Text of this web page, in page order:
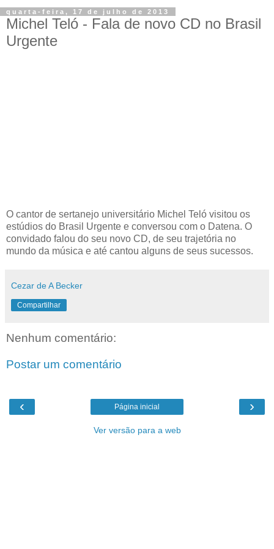
quarta-feira, 17 de julho de 2013
Michel Teló - Fala de novo CD no Brasil
Urgente
O cantor de sertanejo universitário Michel Teló visitou os
estúdios do Brasil Urgente e conversou com o Datena. O
convidado falou do seu novo CD, de seu trajetória no
mundo da música e até cantou alguns de seus sucessos.
Cezar de A Becker
Compartilhar
Nenhum comentário:
Postar um comentário
‹ ›
Página inicial
Ver versão para a web